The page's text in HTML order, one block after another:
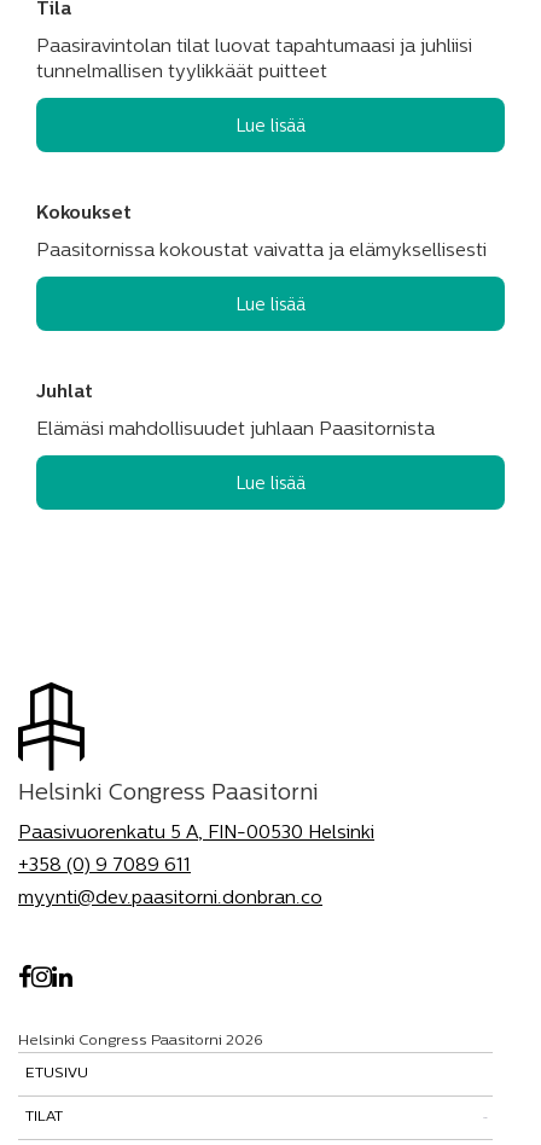
Tila
Paasiravintolan tilat luovat tapahtumaasi ja juhliisi
tunnelmallisen tyylikkäät puitteet
Lue lisää
Kokoukset
Paasitornissa kokoustat vaivatta ja elämyksellisesti
Lue lisää
Juhlat
Elämäsi mahdollisuudet juhlaan Paasitornista
Lue lisää
Helsinki Congress Paasitorni
Paasivuorenkatu 5 A, FIN-00530 Helsinki
+358 (0) 9 7089 611
myynti@dev.paasitorni.donbran.co
Helsinki Congress Paasitorni 2026
ETUSIVU
TILAT